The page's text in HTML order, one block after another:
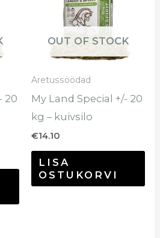
20
OUT OF STOCK
Aretussöödad
My Land Special +/- 20
kg – kuivsilo
€14.10
LISA
OSTUKORVI